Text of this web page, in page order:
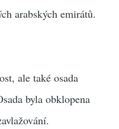
arabských emirátů.
ale také osada
byla obklopena